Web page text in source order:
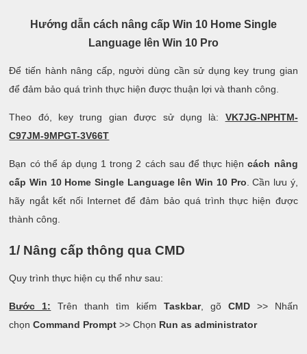
Hướng dẫn cách nâng cấp Win 10 Home Single
Language lên Win 10 Pro
Để tiến hành nâng cấp, người dùng cần sử dụng key trung gian
để đảm bảo quá trình thực hiện được thuận lợi và thanh công.
Theo đó, key trung gian được sử dụng là: VK7JG-NPHTM-
C97JM-9MPGT-3V66T
Bạn có thể áp dụng 1 trong 2 cách sau để thực hiệncách nâng
cấp Win 10 Home Single Language lên Win 10 Pro . Cần lưu ý,
hãy ngắt kết nối Internet để đảm bảo quá trình thực hiện được
thành công.
1/ Nâng cấp thông qua CMD
Quy trình thực hiện cụ thể như sau:
Bước 1: Trên thanh tìm kiếm Taskbar, gõ CMD>> Nhấn
chọnCommand Prompt >> Chọn Run as administrator